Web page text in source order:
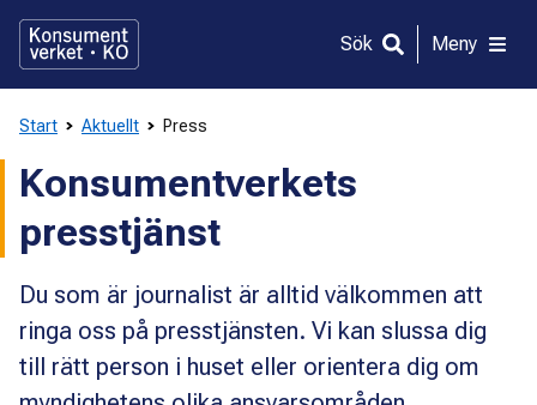
direkt
innehållet
Sök Meny
Start Aktuellt Press
Konsumentverkets
presstjänst
Du som är journalist är alltid välkommen att
ringa oss på presstjänsten. Vi kan slussa dig
till rätt person i huset eller orientera dig om